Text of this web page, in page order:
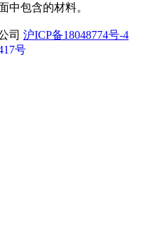
中包含的材料。
司 沪ICP备18048774号-4
号